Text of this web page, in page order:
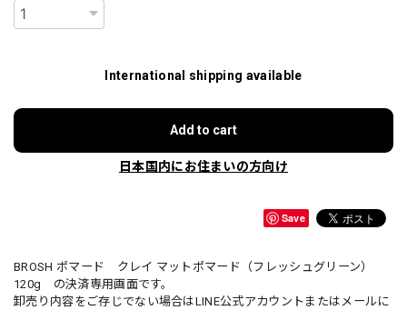
International shipping available
Add to cart
日本国内にお住まいの方向け
Save
BROSH ポマード クレイ マットポマード（フレッシュグリーン）
120g の決済専用画面です。
卸売り内容をご存じでない場合はLINE公式アカウントまたはメールに